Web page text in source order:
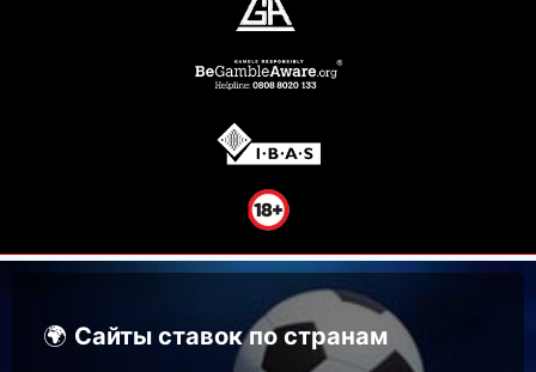
🌍 Сайты ставок по странам